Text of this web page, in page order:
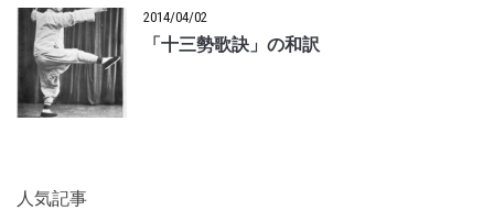
2014/04/02
「十三勢歌訣」の和訳
人気記事